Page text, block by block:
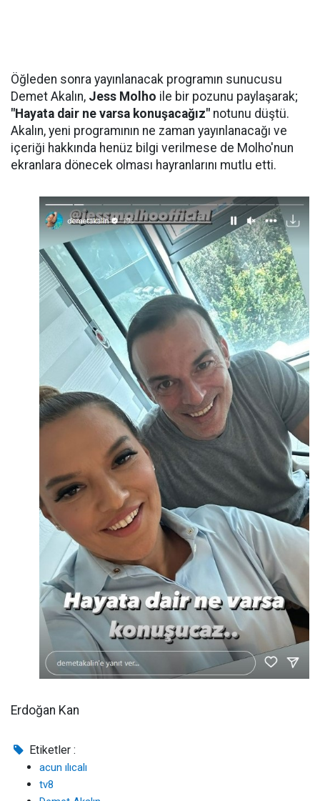
Öğleden sonra yayınlanacak programın sunucusu
Demet Akalın, Jess Molho ile bir pozunu paylaşarak;
"Hayata dair ne varsa konuşacağız" notunu düştü.
Akalın, yeni programının ne zaman yayınlanacağı ve
içeriği hakkında henüz bilgi verilmese de Molho'nun
ekranlara dönecek olması hayranlarını mutlu etti.
Erdoğan Kan
Etiketler :
acun ılıcalı
tv8